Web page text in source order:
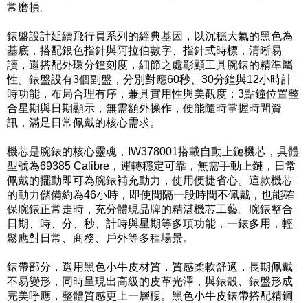
常磨損。
錶盤設計延續飛行員系列的經典基因，以沉穩大氣的黑色為
基底，搭配銀色指針與阿拉伯數字、指針式時標，清晰易
讀，還搭配外環分鐘刻度，細節之處彰顯工具腕錶的精準屬
性。錶盤設有3個副盤，分別對應60秒、30分鐘與12小時計
時功能，布局合理有序，兼具實用性與美觀度；3點鐘位置整
合星期與日期顯示，無需額外操作，便能隨時掌握時間資
訊，滿足日常佩戴的核心需求。
機芯是腕錶的核心靈魂，IW378001搭載自動上鏈機芯，具體
型號為69385 Calibre，運轉穩定可靠，無需手動上鏈，日常
佩戴的擺動即可為腕錶補充動力，使用便捷省心。這款機芯
的動力儲備約為46小時，即使間隔一段時間不佩戴，也能確
保腕錶正常走時，充分體現品牌的精湛機芯工藝。腕錶整合
日期、時、分、秒、計時與星期等多項功能，一錶多用，輕
鬆應對日常、商務、戶外等多種場景。
錶帶部分，選用黑色小牛皮材質，質感柔軟舒適，長期佩戴
不易變形，同時呈現出高級的皮革光澤，與錶殼、錶盤形成
完美呼應，整體質感更上一層樓。黑色小牛皮錶帶搭配精鋼